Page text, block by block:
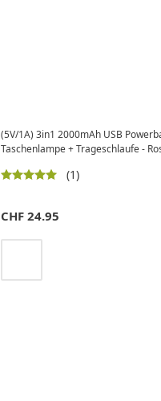
(5V/1A) 3in1 2000mAh USB
Taschenlampe + Trageschlaufe -
(1)
CHF 24.95